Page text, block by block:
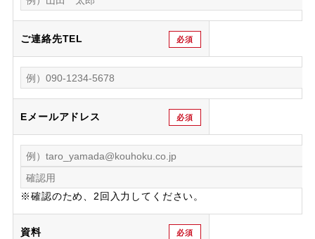
ご連絡先TEL 必須
Eメールアドレス 必須
※確認のため、2回入力してください。
資料 必須